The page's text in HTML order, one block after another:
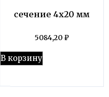
сечение 4х20 мм
5084,20 ₽
В корзину